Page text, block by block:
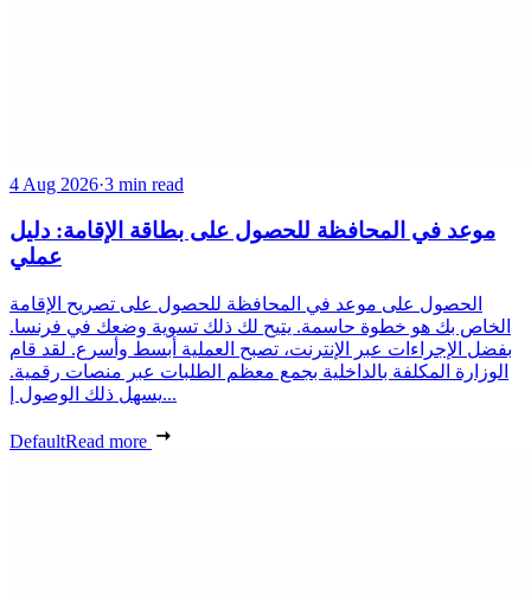
4 Aug 2026·3 min read
موعد في المحافظة للحصول على بطاقة الإقامة: دليل
عملي
الحصول على موعد في المحافظة للحصول على تصريح الإقامة
الخاص بك هو خطوة حاسمة. يتيح لك ذلك تسوية وضعك في فرنسا.
بفضل الإجراءات عبر الإنترنت، تصبح العملية أبسط وأسرع. لقد قام
الوزارة المكلفة بالداخلية بجمع معظم الطلبات عبر منصات رقمية.
يسهل ذلك الوصول إ...
DefaultRead more